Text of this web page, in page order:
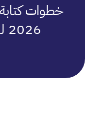
خطوات
2026 للمشاريع الجامعية